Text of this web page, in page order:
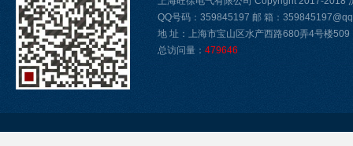
QQ号码：359845197 邮 箱：
地 址：上海市宝山区水产西路680弄4号楼509
总访问量： 479646